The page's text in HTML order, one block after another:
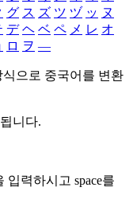
グ ス ズ ツ ヅ ッ ヌ
デ ヘ ベ ペ メ レ オ
ロ ヲ ―
으로 중국어를 변환
니다.
입력하시고 space를